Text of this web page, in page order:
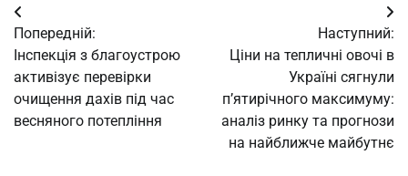
Навігація
записів
Попередній:
Інспекція з благоустрою
активізує перевірки
очищення дахів під час
весняного потепління
Наступний:
Ціни на тепличні овочі в
Україні сягнули
п’ятирічного максимуму:
аналіз ринку та прогнози
на найближче майбутнє